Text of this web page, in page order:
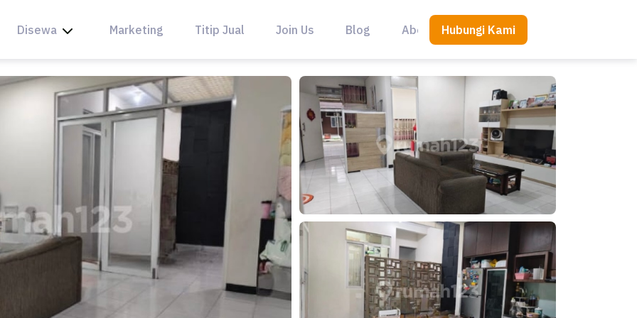
Disewa Marketing Titip Jual Join Us Blog About UsHubungi Kami